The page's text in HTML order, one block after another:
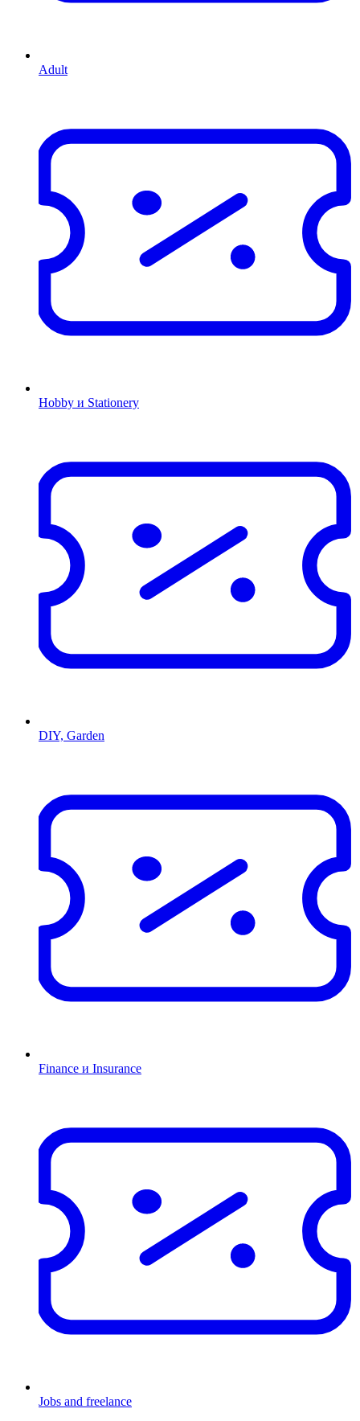
Adult
Hobby и Stationery
DIY, Garden
Finance и Insurance
Jobs and freelance